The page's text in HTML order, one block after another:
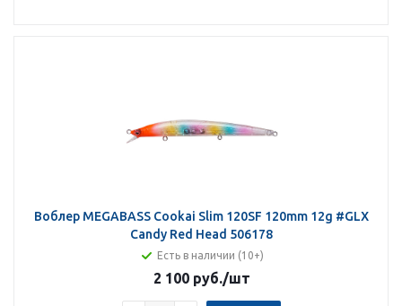
Воблер MEGABASS Cookai Slim 120SF 120mm 12g #GLX
Candy Red Head 506178
Есть в наличии (10+)
2 100 руб./шт